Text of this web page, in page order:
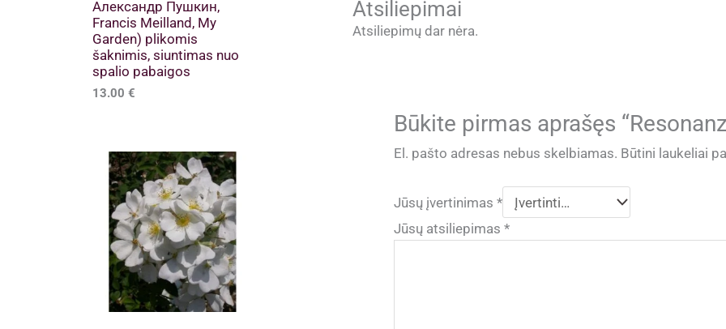
Александр Пушкин,
Francis Meilland, My
Garden) plikomis
šaknimis, siuntimas nuo
spalio pabaigos
13.00 €
Atsiliepimai
Atsiliepimų dar nėra.
Būkite pirmas aprašęs
El. pašto adresas nebus skelbiamas. Būtini laukeliai
Jūsų įvertinimas *
Jūsų atsiliepimas *